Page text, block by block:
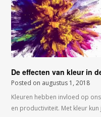
De effecten van kleur in
Posted on augustus 1, 2018
Kleuren hebben invloed op
en productiviteit. Met kleur kun